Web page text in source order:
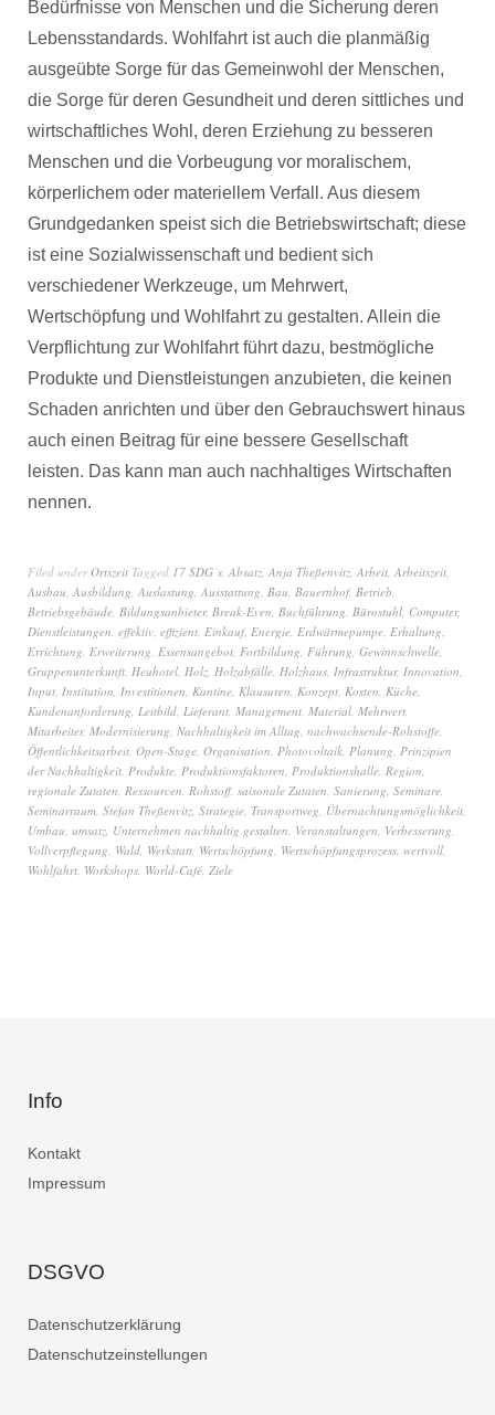
Bedürfnisse von Menschen und die Sicherung deren
Lebensstandards. Wohlfahrt ist auch die planmäßig
ausgeübte Sorge für das Gemeinwohl der Menschen,
die Sorge für deren Gesundheit und deren sittliches und
wirtschaftliches Wohl, deren Erziehung zu besseren
Menschen und die Vorbeugung vor moralischem,
körperlichem oder materiellem Verfall. Aus diesem
Grundgedanken speist sich die Betriebswirtschaft; diese
ist eine Sozialwissenschaft und bedient sich
verschiedener Werkzeuge, um Mehrwert,
Wertschöpfung und Wohlfahrt zu gestalten. Allein die
Verpflichtung zur Wohlfahrt führt dazu, bestmögliche
Produkte und Dienstleistungen anzubieten, die keinen
Schaden anrichten und über den Gebrauchswert hinaus
auch einen Beitrag für eine bessere Gesellschaft
leisten. Das kann man auch nachhaltiges Wirtschaften
nennen.
Filed underOrtszeit Tagged 17 SDG´s, Absatz, Anja Theßenvitz, Arbeit, Arbeitszeit,
Ausbau, Ausbildung, Auslastung, Ausstattung, Bau, Bauernhof, Betrieb,
Betriebsgebäude, Bildungsanbieter, Break-Even, Buchführung, Bürostuhl, Computer,
Dienstleistungen, effektiv, effizient, Einkauf, Energie, Erdwärmepumpe, Erhaltung,
Errichtung, Erweiterung, Essensangebot, Fortbildung, Führung, Gewinnschwelle,
Gruppenunterkunft, Heuhotel, Holz, Holzabfälle, Holzhaus, Infrastruktur, Innovation,
Input, Institution, Investitionen, Kantine, Klausuren, Konzept, Kosten, Küche,
Kundenanforderung, Leitbild, Lieferant, Management, Material, Mehrwert,
Mitarbeiter, Modernisierung, Nachhaltigkeit im Alltag, nachwachsende-Rohstoffe,
Öffentlichkeitsarbeit, Open-Stage, Organisation, Photovoltaik, Planung, Prinzipien
der Nachhaltigkeit, Produkte, Produktionsfaktoren, Produktionshalle, Region,
regionale Zutaten, Ressourcen, Rohstoff, saisonale Zutaten, Sanierung, Seminare,
Seminarraum, Stefan Theßenvitz, Strategie, Transportweg, Übernachtungsmöglichkeit,
Umbau, umsatz, Unternehmen nachhaltig gestalten, Veranstaltungen, Verbesserung,
Vollverpflegung, Wald, Werkstatt, Wertschöpfung, Wertschöpfungsprozess, wertvoll,
Wohlfahrt, Workshops, World-Café, Ziele
Info
Kontakt
Impressum
DSGVO
Datenschutzerklärung
Datenschutzeinstellungen